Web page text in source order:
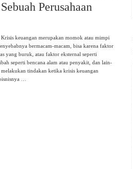
Perusahaan
keuangan merupakan momok atau mimpi
bermacam-macam, bisa karena faktor
yang buruk, atau faktor eksternal seperti
seperti bencana alam atau penyakit, dan lain-
tindakan ketika krisis keuangan
…